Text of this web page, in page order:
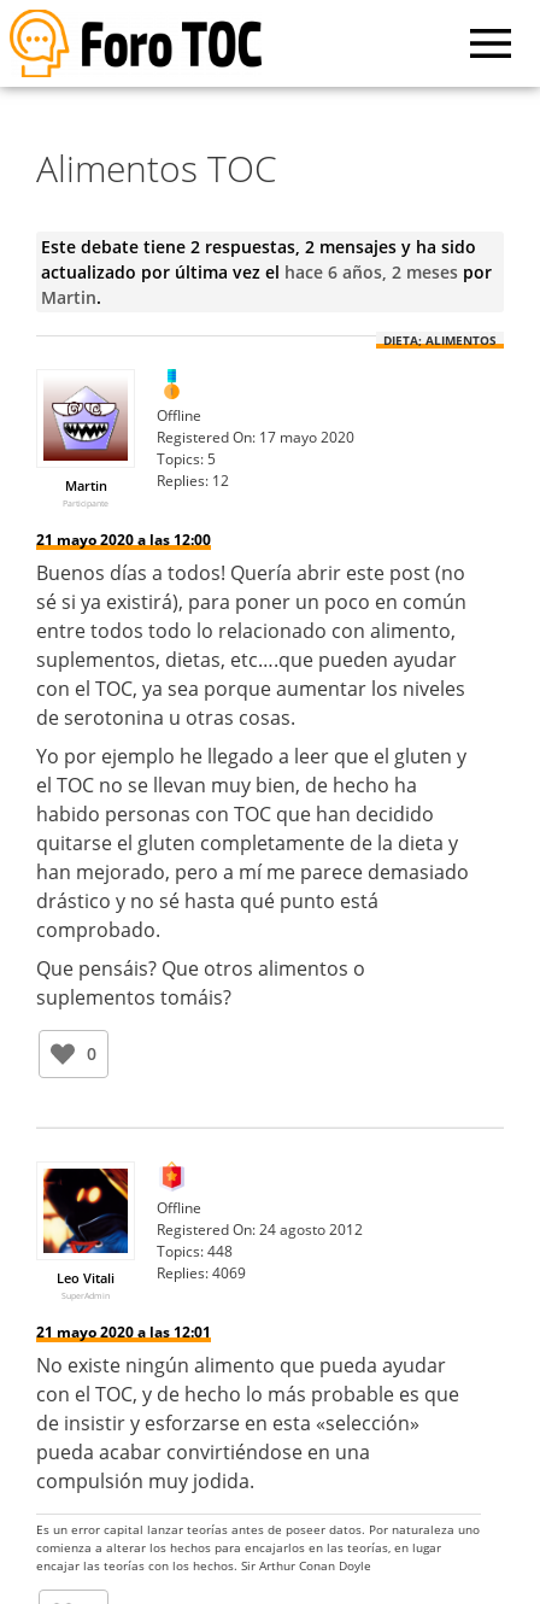
Alimentos TOC
Este debate tiene 2 respuestas, 2 mensajes y ha sido
actualizado por última vez el hace 6 años, 2 mesespor
Martin.
DIETA; ALIMENTOS
Martin
Participante
Offline
Registered On: 17 mayo 2020
Topics:5
Replies: 12
21 mayo 2020 a las 12:00
Buenos días a todos! Quería abrir este post (no
sé si ya existirá), para poner un poco en común
entre todos todo lo relacionado con alimento,
suplementos, dietas, etc….que pueden ayudar
con el TOC, ya sea porque aumentar los niveles
de serotonina u otras cosas.
Yo por ejemplo he llegado a leer que el gluten y
el TOC no se llevan muy bien, de hecho ha
habido personas con TOC que han decidido
quitarse el gluten completamente de la dieta y
han mejorado, pero a mí me parece demasiado
drástico y no sé hasta qué punto está
comprobado.
Que pensáis? Que otros alimentos o
suplementos tomáis?
0
Leo Vitali
SuperAdmin
Offline
Registered On:24 agosto 2012
Topics:448
Replies:4069
21 mayo 2020 a las 12:01
No existe ningún alimento que pueda ayudar
con el TOC, y de hecho lo más probable es que
de insistir y esforzarse en esta «selección»
pueda acabar convirtiéndose en una
compulsión muy jodida.
Es un error capital lanzar teorías antes de poseer datos. Por naturaleza uno
comienza a alterar los hechos para encajarlos en las teorías, en lugar
encajar las teorías con los hechos. Sir Arthur Conan Doyle